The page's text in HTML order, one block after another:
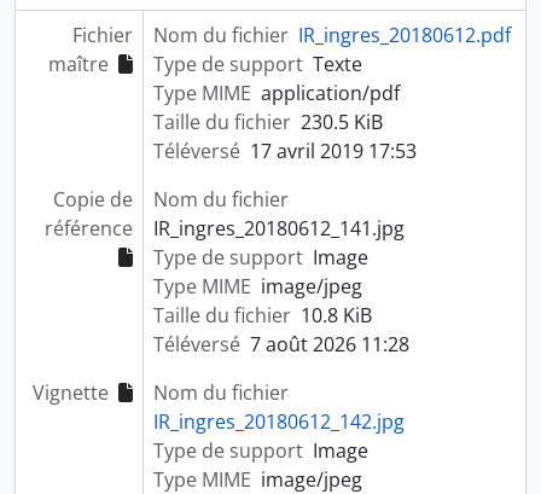
Fichier
maître
Nom du fichier IR_ingres_20180612.pdf
Type de support Texte
Type MIME application/pdf
Taille du fichier 230.5 KiB
Téléversé 17 avril 2019 17:53
Copie de
référence
Nom du fichier
IR_ingres_20180612_141.jpg
Type de support Image
Type MIME image/jpeg
Taille du fichier 10.8 KiB
Téléversé 7 août 2026 11:28
Vignette
Nom du fichier
IR_ingres_20180612_142.jpg
Type de support Image
Type MIME image/jpeg